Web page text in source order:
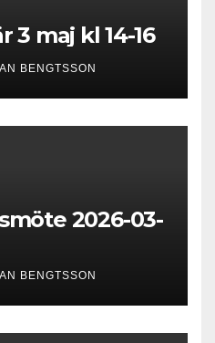
3 maj kl 14-16
BENGTSSON
2026-03-
BENGTSSON